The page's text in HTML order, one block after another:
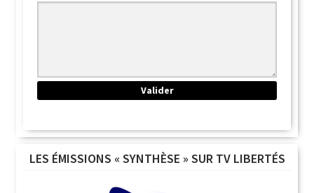
LES ÉMISSIONS « SYNTHÈSE » SUR TV LIBERTÉS